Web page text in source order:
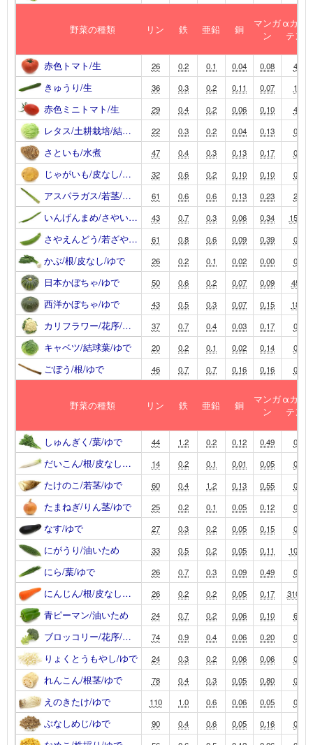
野菜の種類 リン 鉄 亜鉛 銅
マンガ
ン
αカロ
テン
赤色トマト/生 26 0.2 0.1 0.04 0.08 4
きゅうり/生 36 0.3 0.2 0.11 0.07 1
赤色ミニトマト/生 29 0.4 0.2 0.06 0.10 4
レタス/土耕栽培/結… 22 0.3 0.2 0.04 0.13 0
さといも/水煮 47 0.4 0.3 0.13 0.17 0
じゃがいも/皮なし/… 32 0.6 0.2 0.10 0.10 0
アスパラガス/若茎/… 61 0.6 0.6 0.13 0.23 2
いんげんまめ/さやい… 43 0.7 0.3 0.06 0.34 150
さやえんどう/若ざや… 61 0.8 0.6 0.09 0.39 0
かぶ/根/皮なし/ゆで 26 0.2 0.1 0.02 0.00 0
日本かぼちゃ/ゆで 50 0.6 0.2 0.07 0.09 45
西洋かぼちゃ/ゆで 43 0.5 0.3 0.07 0.15 18
カリフラワー/花序/… 37 0.7 0.4 0.03 0.17 0
キャベツ/結球葉/ゆで 20 0.2 0.1 0.02 0.14 0
ごぼう/根/ゆで 46 0.7 0.7 0.16 0.16 0
野菜の種類 リン 鉄 亜鉛 銅
マンガ
ン
αカロ
テン
しゅんぎく/葉/ゆで 44 1.2 0.2 0.12 0.49 0
だいこん/根/皮なし… 14 0.2 0.1 0.01 0.05 0
たけのこ/若茎/ゆで 60 0.4 1.2 0.13 0.55 0
たまねぎ/りん茎/ゆで 25 0.2 0.1 0.05 0.12 0
なす/ゆで 27 0.3 0.2 0.05 0.15 0
にがうり/油いため 33 0.5 0.2 0.05 0.11 100
にら/葉/ゆで 26 0.7 0.3 0.09 0.49 0
にんじん/根/皮なし… 26 0.2 0.2 0.05 0.17 3100
青ピーマン/油いため 24 0.7 0.2 0.06 0.10 6
ブロッコリー/花序/… 74 0.9 0.4 0.06 0.20 0
りょくとうもやし/ゆで 24 0.3 0.2 0.06 0.06 0
れんこん/根茎/ゆで 78 0.4 0.3 0.05 0.80 0
えのきたけ/ゆで 110 1.0 0.6 0.06 0.05 0
ぶなしめじ/ゆで 90 0.4 0.6 0.05 0.16 0